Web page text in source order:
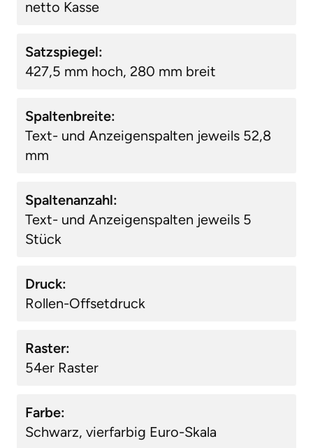
netto Kasse
Satzspiegel:
427,5 mm hoch, 280 mm breit
Spaltenbreite:
Text- und Anzeigenspalten jeweils 52,8
mm
Spaltenanzahl:
Text- und Anzeigenspalten jeweils 5
Stück
Druck:
Rollen-Offsetdruck
Raster:
54er Raster
Farbe:
Schwarz, vierfarbig Euro-Skala